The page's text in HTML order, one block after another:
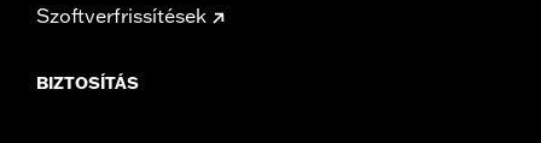
Szoftverfrissítések
BIZTOSÍTÁS